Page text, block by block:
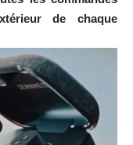
de chaque